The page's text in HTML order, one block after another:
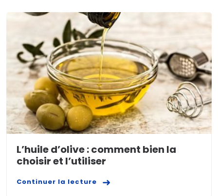
L’huile d’olive : comment bien la
choisir et l’utiliser
Continuer la lecture